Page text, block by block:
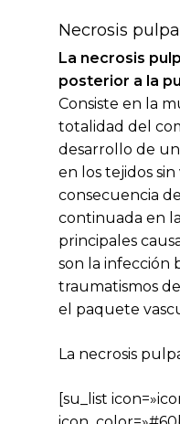
Necrosis
La necrosis
posterior a la
Consiste en la
totalidad del
desarrollo de
en los tejidos sin
consecuencia
continuada en
principales
son la infección
traumatismos
el paquete
La necrosis
[su_list